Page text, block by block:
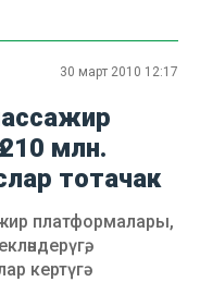
30 март 2010 12:17
млн.
тотачак
платформалары,
кертүгә